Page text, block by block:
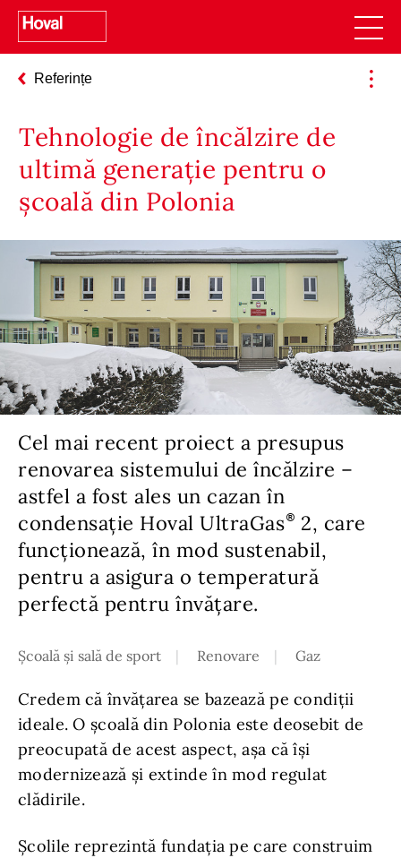
Referințe
Tehnologie de încălzire de
ultimă generație pentru o
școală din Polonia
Cel mai recent proiect a presupus
renovarea sistemului de încălzire –
astfel a fost ales un cazan în
condensație Hoval UltraGas
2, care
funcționează, în mod sustenabil,
pentru a asigura o temperatură
perfectă pentru învățare.
Școală și sală de sport Renovare Gaz
Credem că învățarea se bazează pe condiții
ideale. O școală din Polonia este deosebit de
preocupată de acest aspect, așa că își
modernizează și extinde în mod regulat
clădirile.
Școlile reprezintă fundația pe care construim